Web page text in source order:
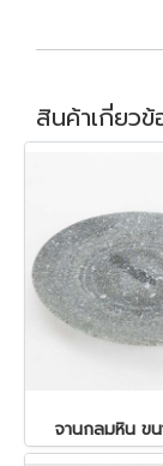
สินค้าเกี่ยว
จานกลมหิน ข